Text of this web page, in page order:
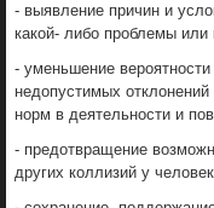
- выявление причин и
какой- либо проблемы или
- уменьшение
недопустимых
норм в деятельности и
- предотвращение
других коллизий у